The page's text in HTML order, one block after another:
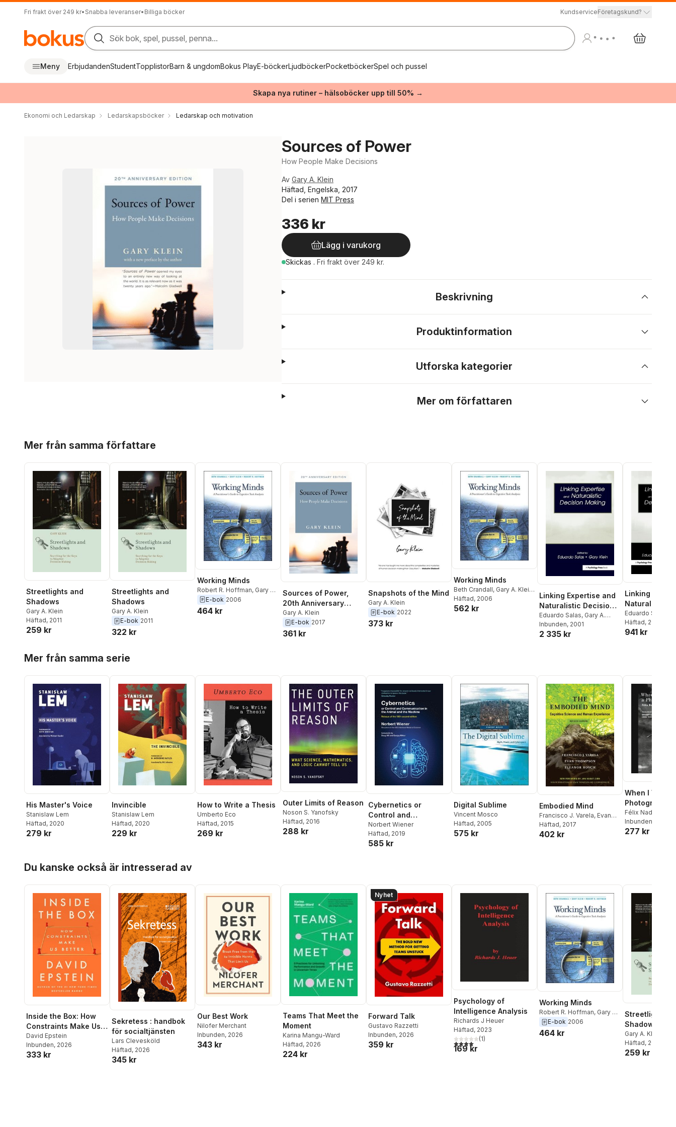
Fri frakt över 249 kr• Snabba leveranser• Billiga böcker KundserviceFöretagskund?
Sök bok, spel, pussel, penna...
Meny ErbjudandenStudentTopplistorBarn & ungdomBokus PlayE-böckerLjudböckerPocketböckerSpel och pussel
Skapa nya rutiner – hälsoböcker upp till 50% →
Ekonomi och Ledarskap Ledarskapsböcker Ledarskap och motivation
Sources of Power
How People Make Decisions
Av Gary A. Klein
Häftad, Engelska, 2017
Del i serien MIT Press
336 kr
Lägg i varukorg
Skickas . Fri frakt över 249 kr.
Beskrivning
Produktinformation
Utforska kategorier
Mer om författaren
Mer från samma författare
Streetlights and
Shadows
Gary A. Klein
Häftad, 2011
259 kr
Streetlights and
Shadows
Gary A. Klein
E-bok 2011
322 kr
Working Minds
Robert R. Hoffman, Gary A.
Klein,Beth Crandall
E-bok 2006
464 kr
Sources of Power,
20th Anniversary
Edition
Gary A. Klein
E-bok 2017
361 kr
Snapshots of the Mind
Gary A. Klein
E-bok 2022
373 kr
Working Minds
Beth Crandall, Gary A. Klein ,
Robert R. Hoffman
Häftad, 2006
562 kr
Linking Expertise and
Naturalistic Decision
Making
Eduardo Salas, Gary A.
Klein
Inbunden, 2001
2 335 kr
Linking
Naturalistic
Making
Eduardo Salas
Klein
Häftad, 2001
941 kr
Mer från samma serie
His Master's Voice
Stanislaw Lem
Häftad, 2020
279 kr
Invincible
Stanislaw Lem
Häftad, 2020
229 kr
How to Write a Thesis
Umberto Eco
Häftad, 2015
269 kr
Outer Limits of Reason
Noson S. Yanofsky
Häftad, 2016
288 kr
Cybernetics or
Control and
Communication in the
Animal and the
Machine
Norbert Wiener
Häftad, 2019
585 kr
Digital Sublime
Vincent Mosco
Häftad, 2005
575 kr
Embodied Mind
Francisco J. Varela, Evan
Thompson,Eleanor Rosch
Häftad, 2017
402 kr
When I Was a
Photographer
Félix Nadar
Inbunden
277 kr
Du kanske också är intresserad av
Inside the Box: How
Constraints Make Us
Better
David Epstein
Inbunden, 2026
333 kr
Sekretess : handbok
för socialtjänsten
Lars Clevesköld
Häftad, 2026
345 kr
Our Best Work
Nilofer Merchant
Inbunden, 2026
343 kr
Teams That Meet the
Moment
Karina Mangu-Ward
Häftad, 2026
224 kr
Nyhet
Forward Talk
Gustavo Razzetti
Inbunden, 2026
359 kr
Psychology of
Intelligence Analysis
Richards J Heuer
Häftad, 2023
4,0utav 5 stjärnor. Totalt antal röster:
(1)
169 kr
Working Minds
Robert R. Hoffman, Gary A.
Klein,Beth Crandall
E-bok 2006
464 kr
Streetlights
Shadows
Gary A. Klein
Häftad, 2011
259 kr